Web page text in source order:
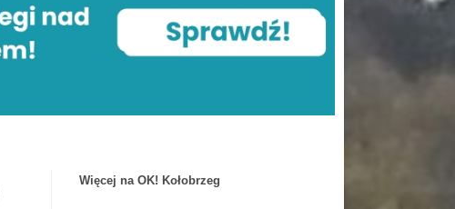
Więcej na OK! Kołobrzeg